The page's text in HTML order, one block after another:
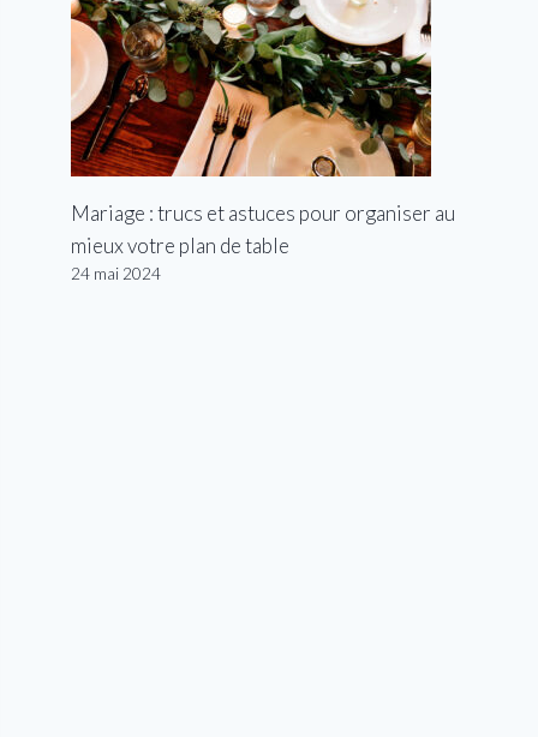
Mariage : trucs et astuces pour organiser au
mieux votre plan de table
24 mai 2024